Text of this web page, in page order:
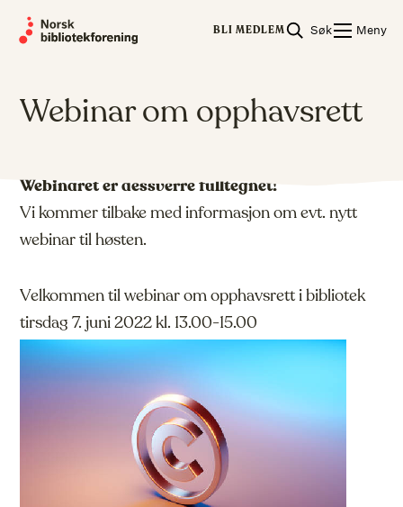
BLI MEDLEM Søk Meny
Webinar om opphavsrett
Webinaret er dessverre fulltegnet!
Vi kommer tilbake med informasjon om evt. nytt
webinar til høsten.
Velkommen til webinar om opphavsrett i bibliotek
tirsdag 7. juni 2022 kl. 13.00-15.00